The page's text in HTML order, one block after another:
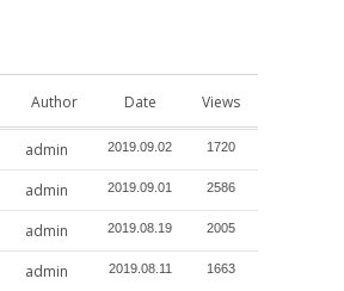
Author Date Views
admin 2019.09.02 1720
admin 2019.09.01 2586
admin 2019.08.19 2005
admin 2019.08.11 1663